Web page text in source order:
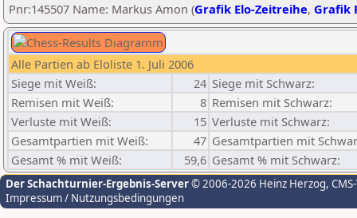
Pnr:145507 Name: Markus Amon (Grafik Elo-Zeitreihe, Grafik
Alle Partien ab Eloliste 1. Juli 2006
Siege mit Weiß:
24 Siege mit Schwarz:
Remisen mit Weiß:
8 Remisen mit Schwarz:
Verluste mit Weiß:
15 Verluste mit Schwarz:
Gesamtpartien mit Weiß:
47 Gesamtpartien mit
Gesamt % mit Weiß:
59,6 Gesamt % mit Schwarz:
Der Schachturnier-Ergebnis-Server© 2006-2026 Heinz Herzog,
Impressum / Nutzungsbedingungen